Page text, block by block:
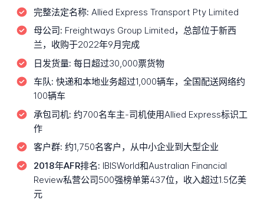
完整法定名称: Allied Express Transport Pty Limited
母公司: Freightways Group Limited，总部位于新西
兰，收购于2022年9月完成
日发货量: 每日超过30,000票货物
车队: 快递和本地业务超过1,000辆车，全国配送网络约
100辆车
承包司机: 约700名车主-司机使用Allied Express标识工
作
客户群: 约1,750名客户，从中小企业到大型企业
2018年AFR排名: IBISWorld和Australian Financial
Review私营公司500强榜单第437位，收入超过1.5亿美
元